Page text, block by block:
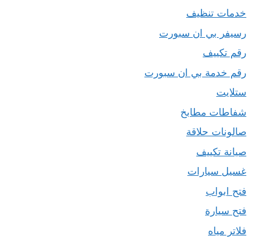
خدمات تنظيف
رسيفر بي ان سبورت
رقم تكييف
رقم خدمة بي ان سبورت
ستلايت
شفاطات مطابخ
صالونات حلاقة
صيانة تكييف
غسيل سيارات
فتح ابواب
فتح سيارة
فلاتر مياه